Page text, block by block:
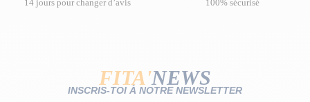
14 jours pour changer d’avis 100% sécurisé
FITA'NEWS
INSCRIS-TOI À NOTRE NEWSLETTER